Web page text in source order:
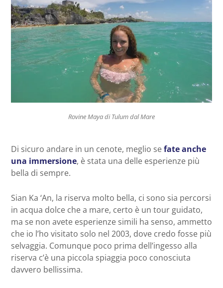
Rovine Maya di Tulum dal Mare
Di sicuro andare in un cenote, meglio sefate anche
una immersione, è stata una delle esperienze più
bella di sempre.
Sian Ka ‘An, la riserva molto bella, ci sono sia percorsi
in acqua dolce che a mare, certo è un tour guidato,
ma se non avete esperienze simili ha senso, ammetto
che io l’ho visitato solo nel 2003, dove credo fosse più
selvaggia. Comunque poco prima dell’ingesso alla
riserva c’è una piccola spiaggia poco conosciuta
davvero bellissima.